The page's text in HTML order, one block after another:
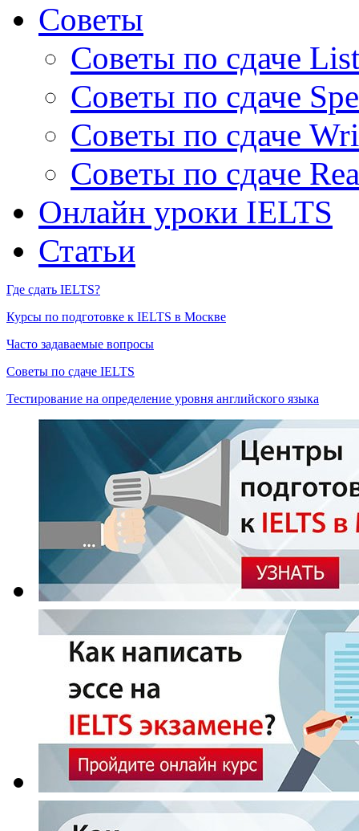
Советы
Советы по сдаче
Советы по сдаче
Советы по сдаче
Советы по сдаче
Онлайн уроки IELTS
Статьи
Где сдать IELTS?
Курсы по подготовке к IELTS в Москве
Часто задаваемые вопросы
Советы по сдаче IELTS
Тестирование на определение уровня английского языка